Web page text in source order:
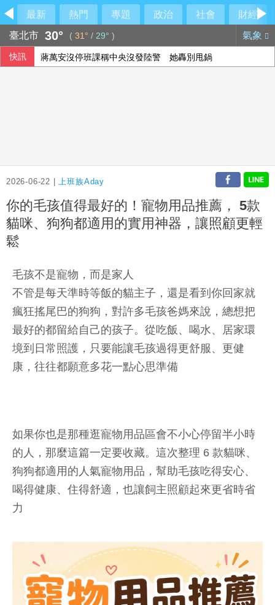
最新 熱門 專題 政治 社會
財經
臺北市 30° ( 31° / 29° ) 氣象
快訊 蔣萬安沒停班課稱中央沒發陸警 她轟別甩鍋
2026-06-22 |上班族Aday
你的毛孩值得最好的！寵物用品推薦， 5款
貓咪、狗狗都適用的實用神器，讓照顧更輕
鬆
毛孩不是寵物，而是家人
不管是每天準時等飯的貓主子，還是看到你回家就
瘋狂搖尾巴的狗狗，對許多毛孩爸媽來說，總想把
最好的都留給自己的孩子。從吃飯、喝水、居家環
境到日常照護，只要能讓毛孩過得更舒服、更健
康，往往都願意多花一點心思準備
如果你也是那種逛寵物用品區會不小心停留半小時
的人，那麼這篇一定要收藏。這次整理 6 款貓咪、
狗狗都適用的人氣寵物用品，幫助毛孩吃得安心、
喝得健康、住得舒適，也讓飼主照顧起來更省時省
力